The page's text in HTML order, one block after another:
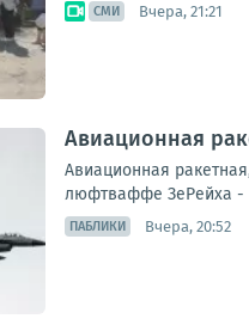
СМИ Вчера, 21:21
Авиационная
Авиационная
люфтваффе ЗеРейха -
ПАБЛИКИ Вчера, 20:52